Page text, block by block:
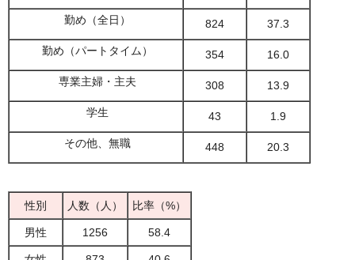
勤め（全日） 824 37.3
勤め（パートタイム） 354 16.0
専業主婦・主夫 308 13.9
学生 43 1.9
その他、無職 448 20.3
性別 人数（人） 比率（%）
男性 1256 58.4